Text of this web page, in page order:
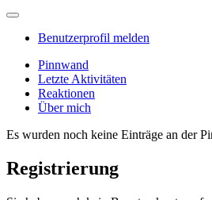
Benutzerprofil melden
Pinnwand
Letzte Aktivitäten
Reaktionen
Über mich
Es wurden noch keine Einträge an der
Registrierung